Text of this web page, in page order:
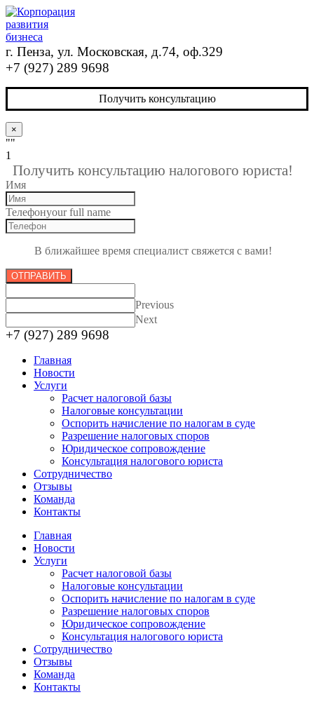
г. Пенза, ул. Московская, д.74, оф.329
+7 (927) 289 9698
Получить консультацию
×
""
1
Получить консультацию налогового юриста!
Имя
Телефонyour full name
В ближайшее время специалист свяжется с вами!
ОТПРАВИТЬ
Previous
Next
+7 (927) 289 9698
Главная
Новости
Услуги
Расчет налоговой базы
Налоговые консультации
Оспорить начисление по налогам в суде
Разрешение налоговых споров
Юридическое сопровождение
Консультация налогового юриста
Сотрудничество
Отзывы
Команда
Контакты
Главная
Новости
Услуги
Расчет налоговой базы
Налоговые консультации
Оспорить начисление по налогам в суде
Разрешение налоговых споров
Юридическое сопровождение
Консультация налогового юриста
Сотрудничество
Отзывы
Команда
Контакты